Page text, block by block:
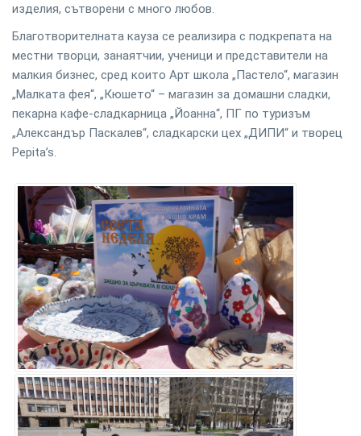
изделия, сътворени с много любов.
Благотворителната кауза се реализира с подкрепата на
местни творци, занаятчии, ученици и представители на
малкия бизнес, сред които Арт школа „Пастело“, магазин
„Малката фея“, „Кюшето“ – магазин за домашни сладки,
пекарна кафе-сладкарница „Йоанна“, ПГ по туризъм
„Александър Паскалев“, сладкарски цех „ДИПИ“ и творец
Pepita’s.